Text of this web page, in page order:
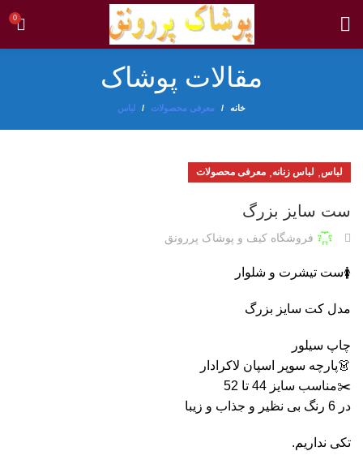
0
مقالات پوشاک
خانه معرفی محصولات لباس
لباس لباس زنانه معرفی محصولات
ست سایز بزرگ
فروشگاه کیف و پوشاک پررونق
🚺ست تیشرت و شلوار
مدل کت سایز بزرگ
چاپ سیلور
👗پارچه سوپر اسپان لاکرادار
✂️مناسب سایز 44 تا 52
در 6 رنگ بی نظیر و جذاب و زیبا
تکی نداریم.